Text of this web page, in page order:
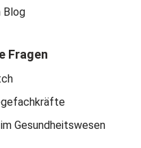
Blog
Fragen
Gesundheitswesen